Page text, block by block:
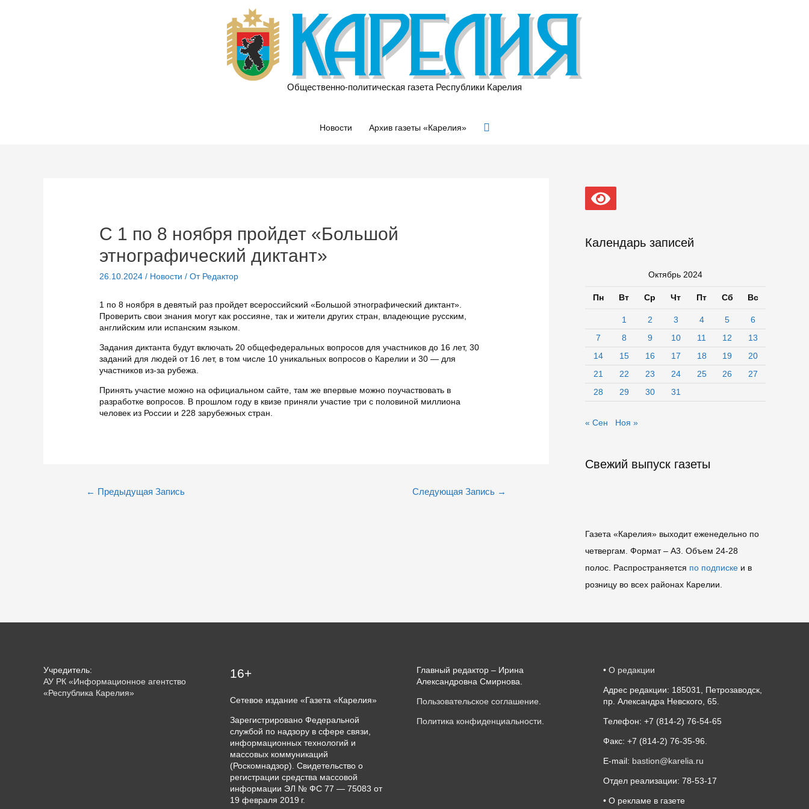
Общественно-политическая газета Республики Карелия
Новости Архив газеты «Карелия» Поиск
С 1 по 8 ноября пройдет «Большой
этнографический диктант»
26.10.2024 / Новости / От Редактор
1 по 8 ноября в девятый раз пройдет всероссийский «Большой этнографический диктант».
Проверить свои знания могут как россияне, так и жители других стран, владеющие русским,
английским или испанским языком.
Задания диктанта будут включать 20 общефедеральных вопросов для участников до 16 лет, 30
заданий для людей от 16 лет, в том числе 10 уникальных вопросов о Карелии и 30 — для
участников из-за рубежа.
Принять участие можно на официальном сайте, там же впервые можно поучаствовать в
разработке вопросов. В прошлом году в квизе приняли участие три с половиной миллиона
человек из России и 228 зарубежных стран.
← Предыдущая Запись Следующая Запись →
Календарь записей
Октябрь 2024
Пн Вт Ср Чт Пт Сб Вс
1 2 3 4 5
6
7
8 9 10 11 12
13
14
15 16 17 18 19
20
21
22 23 24 25 26
27
28
29 30 31
« Сен Ноя »
Свежий выпуск газеты
Газета «Карелия» выходит еженедельно по
четвергам. Формат – A3. Объем 24-28
полос. Распространяется по подписке и в
розницу во всех районах Карелии.
Учредитель:
АУ РК «Информационное агентство
«Республика Карелия»
16+
Сетевое издание «Газета «Карелия»
Зарегистрировано Федеральной
службой по надзору в сфере связи,
информационных технологий и
массовых коммуникаций
(Роскомнадзор). Свидетельство о
регистрации средства массовой
информации ЭЛ № ФС 77 — 75083 от
19 февраля 2019 г.
Главный редактор – Ирина
Александровна Смирнова.
Пользовательское соглашение
Политика конфиденциальности
• О редакции
Адрес редакции: 185031, Петрозаводск,
пр. Александра Невского, 65.
Телефон: +7 (814-2) 76-54-65
Факс: +7 (814-2) 76-35-96.
E-mail: bastion@karelia.ru
Отдел реализации: 78-53-17
• О рекламе в газете